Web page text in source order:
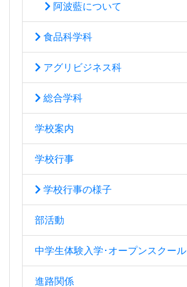
阿波藍について
食品科学科
アグリビジネス科
総合学科
学校案内
学校行事
学校行事の様子
部活動
中学生体験入学･オープンスクール
進路関係